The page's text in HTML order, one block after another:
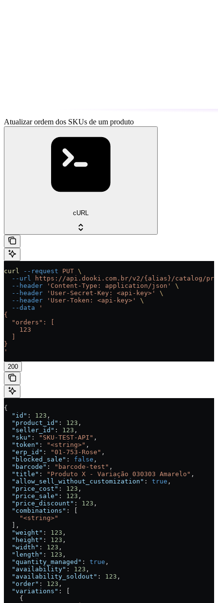
Atualizar ordem dos SKUs de um produto
cURL
curl --request PUT \
  --url
https://api.dooki.com.br/v2/{alias}/catalog/
  --header
'Content-Type: application/json'
\
  --header
'User-Secret-Key: <api-key>'
\
  --header
'User-Token: <api-key>'
\
  --data
'
{
  "orders": [
    123
}
'
200
{
  "id"
: 123 ,
  "product_id"
: 123 ,
  "seller_id"
: 123 ,
  "sku"
: "SKU-TEST-API" ,
  "token"
: "<string>" ,
  "erp_id"
: "01-753-Rose" ,
  "blocked_sale"
: false ,
  "barcode"
: "barcode-test" ,
  "title"
: "Produto X - Variação 030303 Amarelo" ,
  "allow_sell_without_customization"
: true ,
  "price_cost"
: 123 ,
  "price_sale"
: 123 ,
  "price_discount"
: 123 ,
  "combinations"
: [
    "<string>"
  ],
  "weight"
: 123 ,
  "height"
: 123 ,
  "width"
: 123 ,
  "length"
: 123 ,
  "quantity_managed"
: true ,
  "availability"
: 123 ,
  "availability_soldout"
: 123 ,
  "order"
: 123 ,
  "variations"
: [
    {